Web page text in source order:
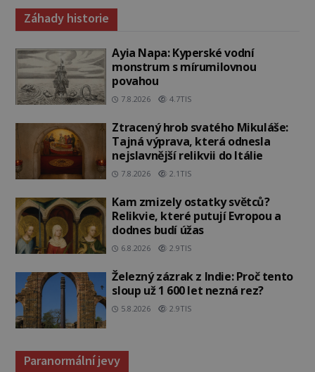
Záhady historie
Ayia Napa: Kyperské vodní
monstrum s mírumilovnou
povahou
7.8.2026 4.7TIS
Ztracený hrob svatého Mikuláše:
Tajná výprava, která odnesla
nejslavnější relikvii do Itálie
7.8.2026 2.1TIS
Kam zmizely ostatky světců?
Relikvie, které putují Evropou a
dodnes budí úžas
6.8.2026 2.9TIS
Železný zázrak z Indie: Proč tento
sloup už 1 600 let nezná rez?
5.8.2026 2.9TIS
Paranormální jevy